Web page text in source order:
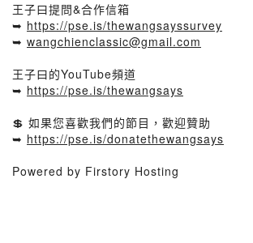
王子曰提問&合作信箱
➥ https://pse.is/thewangsayssurvey
➥ wangchienclassic@gmail.com
王子曰的YouTube頻道
➥ https://pse.is/thewangsays
💲 如果您喜歡我們的節目，歡迎贊助
➥ https://pse.is/donatethewangsays
Powered by Firstory Hosting